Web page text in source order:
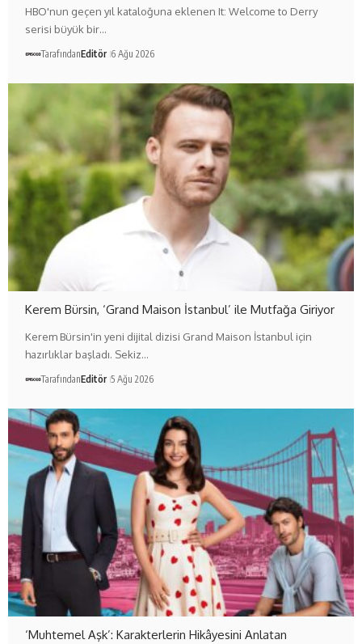
HBO'nun geçen yıl kataloğuna eklenen It: Welcome to Derry
serisi büyük bir…
TarafındanEditör 6 Ağu 2026
Kerem Bürsin, ‘Grand Maison İstanbul’ ile Mutfağa Giriyor
Kerem Bürsin'in yeni dijital dizisi Grand Maison İstanbul için
hazırlıklar başladı. Sekiz…
TarafındanEditör 5 Ağu 2026
‘Muhtemel Aşk’: Karakterlerin Hikâyesini Anlatan